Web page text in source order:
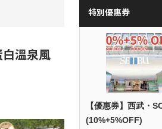
溫泉風
特別優惠券
【優惠券】西武・
(10%+5%OFF)